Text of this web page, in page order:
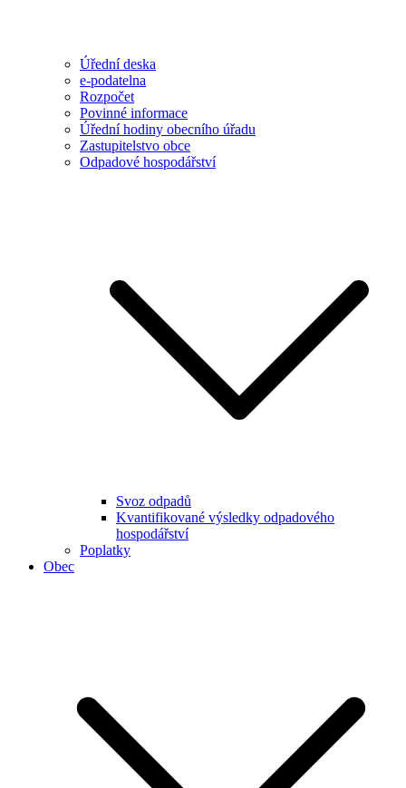
Úřední deska
e-podatelna
Rozpočet
Povinné informace
Úřední hodiny obecního úřadu
Zastupitelstvo obce
Odpadové hospodářství
Svoz odpadů
Kvantifikované výsledky odpadového
hospodářství
Poplatky
Obec